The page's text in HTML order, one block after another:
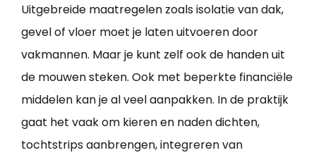
Uitgebreide maatregelen zoals isolatie van dak,
gevel of vloer moet je laten uitvoeren door
vakmannen. Maar je kunt zelf ook de handen uit
de mouwen steken. Ook met beperkte financiële
middelen kan je al veel aanpakken. In de praktijk
gaat het vaak om kieren en naden dichten,
tochtstrips aanbrengen, integreren van